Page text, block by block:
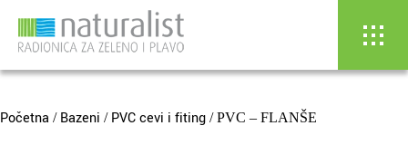
Početna / Bazeni / PVC cevi i fiting / PVC – FLANŠE